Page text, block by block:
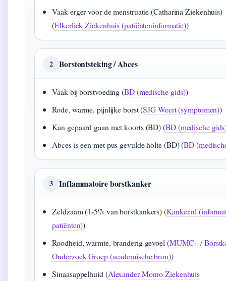
Vaak erger voor de menstruatie (Catharina Ziekenhuis)
(Elkerliek Ziekenhuis (patiënteninformatie))
2 Borstontsteking / Abces
Vaak bij borstvoeding (BD (medische gids))
Rode, warme, pijnlijke borst (SJG Weert (symptomen))
Kan gepaard gaan met koorts (BD) (BD (medische
Abces is een met pus gevulde holte (BD) (BD
3 Inflammatoire borstkanker
Zeldzaam (1‑5% van borstkankers) (Kanker.nl
patiënten))
Roodheid, warmte, branderig gevoel (MUMC+ /
Onderzoek Groep (academische bron))
Sinaasappelhuid (Alexander Monro Ziekenhuis